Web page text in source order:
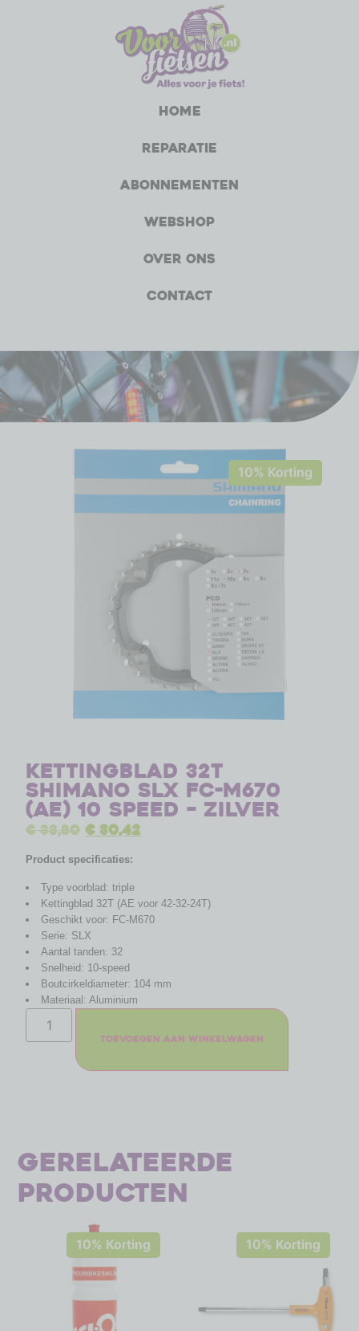
Home
Reparatie
Abonnementen
Webshop
Over ons
Contact
10% Korting
Kettingblad 32T
Shimano SLX FC-M670
(AE) 10 speed – zilver
€33,80 €30,42
Product specificaties:
Type voorblad: triple
Kettingblad 32T (AE voor 42-32-24T)
Geschikt voor: FC-M670
Serie: SLX
Aantal tanden: 32
Snelheid: 10-speed
Boutcirkeldiameter: 104 mm
Materiaal: Aluminium
Toevoegen aan winkelwagen
Gerelateerde
producten
10% Korting 10% Korting